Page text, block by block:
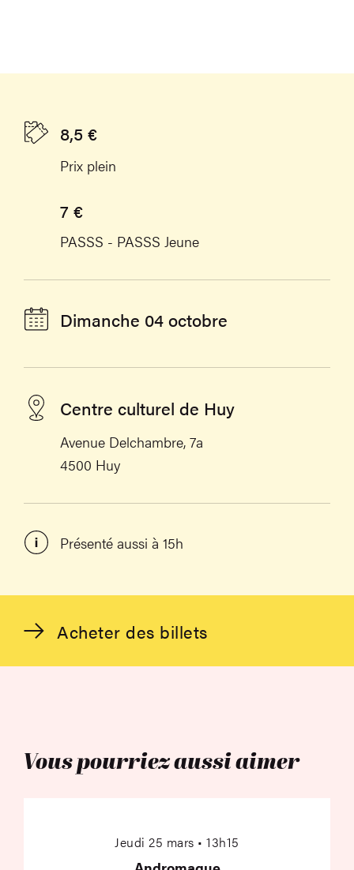
Acheter des billets
8,5 €
Prix plein
7 €
PASSS - PASSS Jeune
Dimanche 04 octobre
Centre culturel de Huy
Avenue Delchambre, 7a
4500 Huy
Présenté aussi à 15h
Vous pourriez aussi aimer
Jeudi 25 mars • 13h15